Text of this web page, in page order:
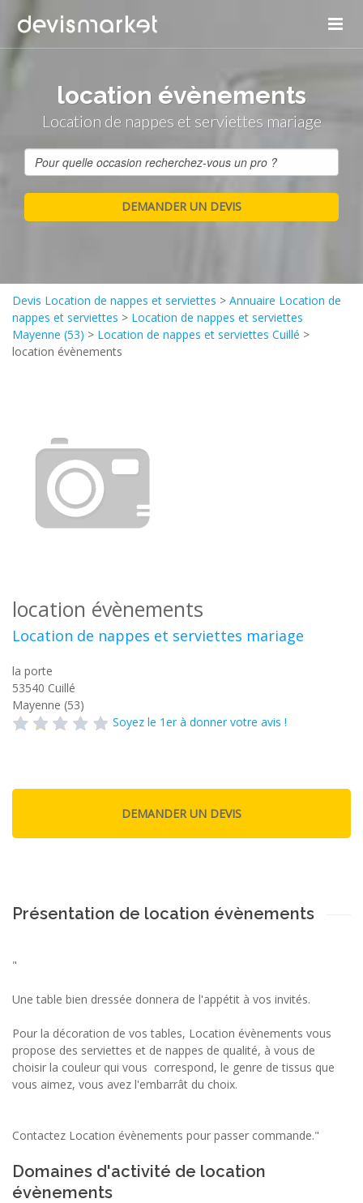
location évènements
Location de nappes et serviettes mariage
Devis Location de nappes et serviettes > Annuaire Location de
nappes et serviettes > Location de nappes et serviettes
Mayenne (53) > Location de nappes et serviettes Cuillé >
location évènements
location évènements
Location de nappes et serviettes mariage
la porte
53540 Cuillé
Mayenne (53)
Soyez le 1er à donner votre avis !
Présentation de location évènements
"
Une table bien dressée donnera de l'appétit à vos invités.
Pour la décoration de vos tables, Location évènements vous
propose des serviettes et de nappes de qualité, à vous de
choisir la couleur qui vous correspond, le genre de tissus que
vous aimez, vous avez l'embarrât du choix.
Contactez Location évènements pour passer commande."
Domaines d'activité de location
évènements